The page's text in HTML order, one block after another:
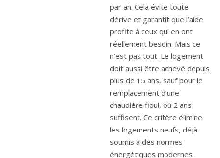
par an. Cela évite toute
dérive et garantit que l’aide
profite à ceux qui en ont
réellement besoin. Mais ce
n’est pas tout. Le logement
doit aussi être achevé depuis
plus de 15 ans, sauf pour le
remplacement d’une
chaudière fioul, où 2 ans
suffisent. Ce critère élimine
les logements neufs, déjà
soumis à des normes
énergétiques modernes.